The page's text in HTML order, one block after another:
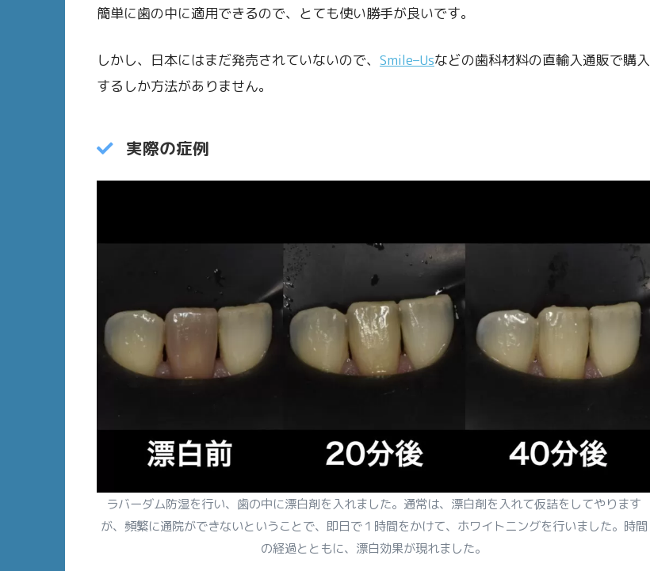
簡単に歯の中に適用できるので、とても使い勝手が良いです。
しかし、日本にはまだ発売されていないので、 Smile–Usなどの歯科材料の直輸入通販で購入
するしか方法がありません。
実際の症例
ラバーダム防湿を行い、歯の中に漂白剤を入れました。通常は、漂白剤を入れて仮詰をしてやります
が、頻繁に通院ができないということで、即日で１時間をかけて、ホワイトニングを行いました。時間
の経過とともに、漂白効果が現れました。